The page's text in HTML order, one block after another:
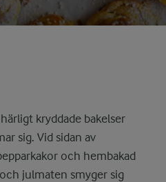
kryddade bakelser
sig. Vid sidan av
och hembakad
julmaten smyger sig